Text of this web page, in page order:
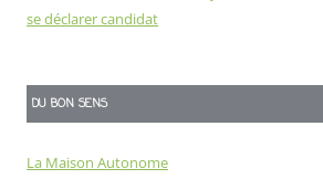
se déclarer candidat
DU BON SENS
La Maison Autonome